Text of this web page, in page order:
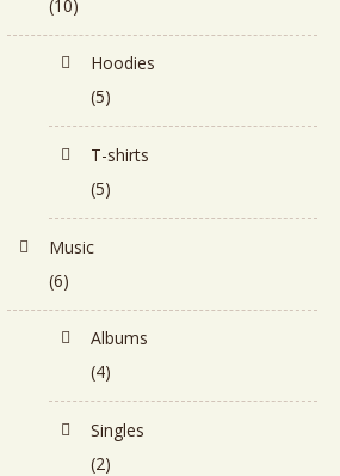
(10)
Hoodies
(5)
T-shirts
(5)
Music
(6)
Albums
(4)
Singles
(2)